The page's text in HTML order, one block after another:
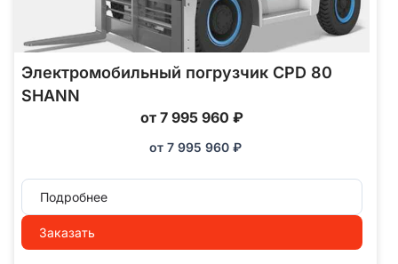
Электромобильный погрузчик CPD 80
SHANN
от 7 995 960 ₽
от 7 995 960 ₽
Подробнее
Заказать